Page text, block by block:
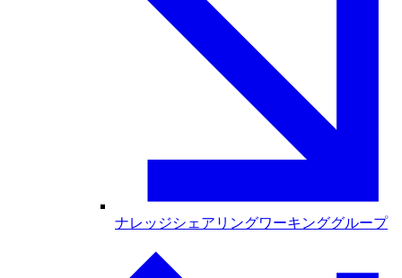
ナレッジシェアリングワーキンググループ